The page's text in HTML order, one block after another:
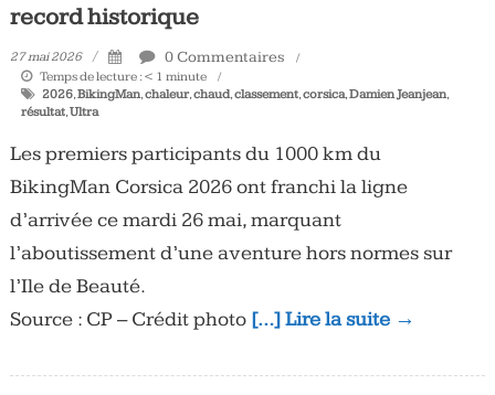
record historique
27 mai 2026 0 Commentaires
Temps de lecture : < 1 minute
2026,BikingMan,chaleur,chaud,classement,corsica,Damien Jeanjean,
résultat,Ultra
Les premiers participants du 1000 km du
BikingMan Corsica 2026 ont franchi la ligne
d’arrivée ce mardi 26 mai, marquant
l’aboutissement d’une aventure hors normes sur
l’Ile de Beauté.
Source : CP – Crédit photo […] Lire la suite →